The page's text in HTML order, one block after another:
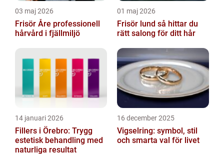
03 maj 2026
Frisör Åre professionell
hårvård i fjällmiljö
01 maj 2026
Frisör lund så hittar du
rätt salong för ditt hår
14 januari 2026
Fillers i Örebro: Trygg
estetisk behandling med
naturliga resultat
16 december 2025
Vigselring: symbol, stil
och smarta val för livet